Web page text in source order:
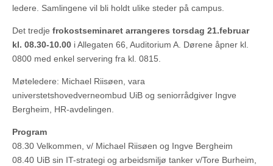
ledere. Samlingene vil bli holdt ulike steder på campus.
Det tredje frokostseminaret arrangeres torsdag 21.februar
kl. 08.30-10.00 i Allegaten 66, Auditorium A. Dørene åpner kl.
0800 med enkel servering fra kl. 0815.
Møteledere: Michael Riisøen, vara
universtetshovedverneombud UiB og seniorrådgiver Ingve
Bergheim, HR-avdelingen.
Program
08.30 Velkommen, v/ Michael Riisøen og Ingve Bergheim
08.40 UiB sin IT-strategi og arbeidsmiljø tanker v/Tore Burheim,